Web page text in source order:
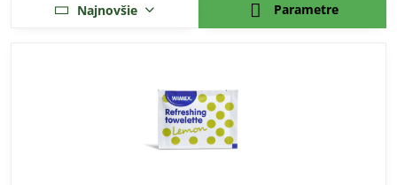
Najnovšie Parametre